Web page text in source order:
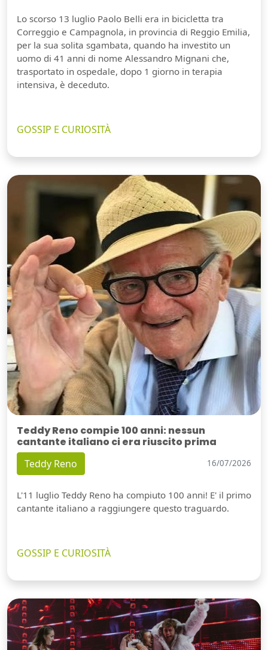
Lo scorso 13 luglio Paolo Belli era in bicicletta tra
Correggio e Campagnola, in provincia di Reggio Emilia,
per la sua solita sgambata, quando ha investito un
uomo di 41 anni di nome Alessandro Mignani che,
trasportato in ospedale, dopo 1 giorno in terapia
intensiva, è deceduto.
GOSSIP E CURIOSITÀ
Teddy Reno compie 100 anni: nessun
cantante italiano ci era riuscito prima
Teddy Reno 16/07/2026
L'11 luglio Teddy Reno ha compiuto 100 anni! E' il primo
cantante italiano a raggiungere questo traguardo.
GOSSIP E CURIOSITÀ